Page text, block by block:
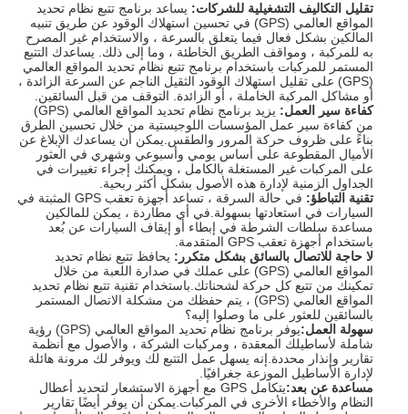
تقليل التكاليف التشغيلية للشركات: يساعد برنامج تتبع نظام تحديد
المواقع العالمي (GPS) في تحسين استهلاك الوقود عن طريق تنبيه
المالكين بشكل فعال فيما يتعلق بالسرعة ، والاستخدام غير المصرح
به للمركبة ، ومواقف الطريق الخاطئة ، وما إلى ذلك. يساعدك التتبع
المستمر للمركبات باستخدام برنامج تتبع نظام تحديد المواقع العالمي
(GPS) على تقليل استهلاك الوقود الثقيل الناجم عن السرعة الزائدة ،
أو مشاكل المركبة الخاملة ، أو الزائدة. التوقف من قبل السائقين.
كفاءة سير العمل:
يزيد برنامج نظام تحديد المواقع العالمي (GPS)
من كفاءة سير عمل المؤسسات اللوجيستية من خلال تحسين الطرق
بناءً على ظروف حركة المرور والطقس.يمكن أن يساعدك الإبلاغ عن
الأميال المقطوعة على أساس يومي وأسبوعي وشهري في العثور
على المركبات غير المستغلة بالكامل ، ويمكنك إجراء تغييرات في
الجداول الزمنية لإدارة هذه الأصول بشكل أكثر ربحية.
تقنية التباطؤ:
في حالة السرقة ، تساعد أجهزة تعقب GPS المثبتة في
السيارات في استعادتها بسهولة.في أي مطاردة ، يمكن للمالكين
مساعدة سلطات الشرطة في إبطاء أو إيقاف السيارات عن بُعد
باستخدام أجهزة تعقب GPS المتقدمة.
لا حاجة للاتصال بالسائق بشكل متكرر: يحافظ تتبع نظام تحديد
المواقع العالمي (GPS) على عملك في صدارة اللعبة من خلال
تمكينك من تتبع كل حركة لشحناتك.باستخدام تقنية تتبع نظام تحديد
المواقع العالمي (GPS) ، يتم حفظك من مشكلة الاتصال المستمر
بالسائقين للعثور على ما وصلوا إليه؟
سهولة العمل:
يوفر برنامج نظام تحديد المواقع العالمي (GPS) رؤية
شاملة لأساطيلك المعقدة ، ومركبات الشركة ، والأصول مع أنظمة
تقارير وإنذار محددة.إنه يسهل عمل التتبع لك ويوفر لك مرونة هائلة
لإدارة الأساطيل الموزعة جغرافيًا.
مساعدة عن بعد:
يتكامل GPS مع أجهزة الاستشعار لتحديد أعطال
النظام والأخطاء الأخرى في المركبات.يمكن أن يوفر أيضًا تقارير